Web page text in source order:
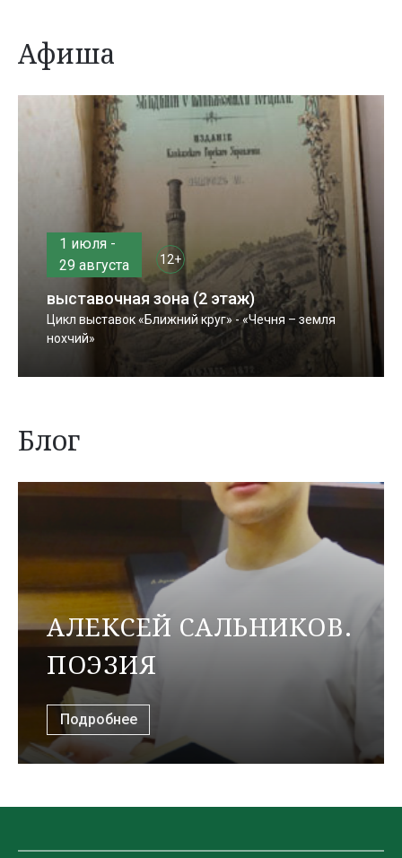
Афиша
1 июля -
29 августа
12+
выставочная зона (2 этаж)
Цикл выставок «Ближний круг» - «Чечня – земля
нохчий»
Блог
АЛЕКСЕЙ САЛЬНИКОВ.
ПОЭЗИЯ
Подробнее